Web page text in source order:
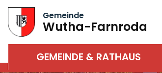
Gemeinde
Wutha-Farnroda
GEMEINDE & RATHAUS